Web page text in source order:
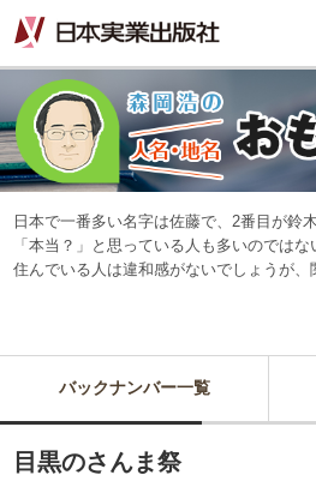
日本で一番多い名字は佐藤で、2番目が鈴
「本当？」と思っている人も多いのでは
住んでいる人は違和感がないでしょうが
交通が便利になって、東京からだと、離
思っています。
バックナンバー一覧
目黒のさんま祭